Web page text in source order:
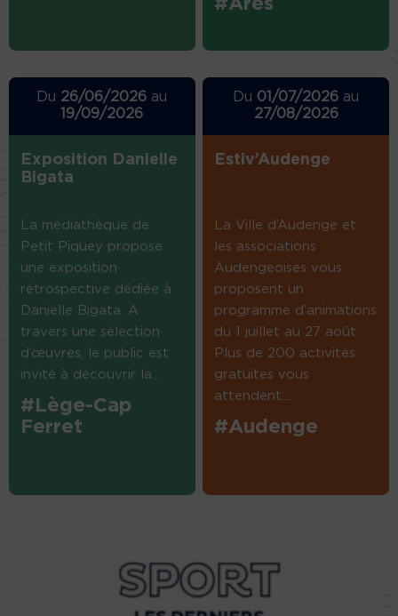
Du 26/06/2026 au
19/09/2026
Exposition Danielle
Bigata
La médiathèque de
Petit Piquey propose
une exposition
rétrospective dédiée à
Danielle Bigata. A
travers une sélection
d’œuvres, le public est
invité à découvrir la...
#Lège-Cap
Ferret
Du 01/07/2026 au
27/08/2026
Estiv’Audenge
La Ville d’Audenge et
les associations
Audengeoises vous
proposent un
programme d’animations
du 1 juillet au 27 août.
Plus de 200 activités
gratuites vous
attendent....
#Audenge